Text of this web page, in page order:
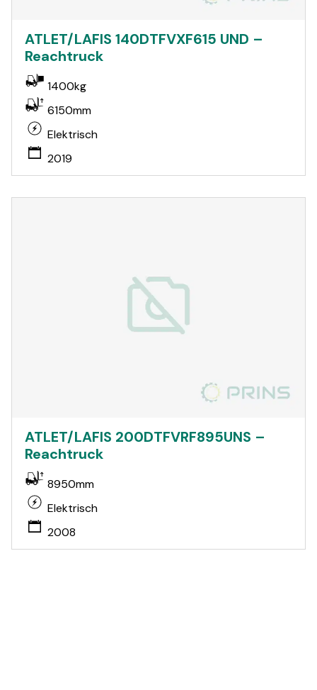
ATLET/LAFIS 140DTFVXF615 UND –
Reachtruck
1400kg
6150mm
Elektrisch
2019
ATLET/LAFIS 200DTFVRF895UNS –
Reachtruck
8950mm
Elektrisch
2008